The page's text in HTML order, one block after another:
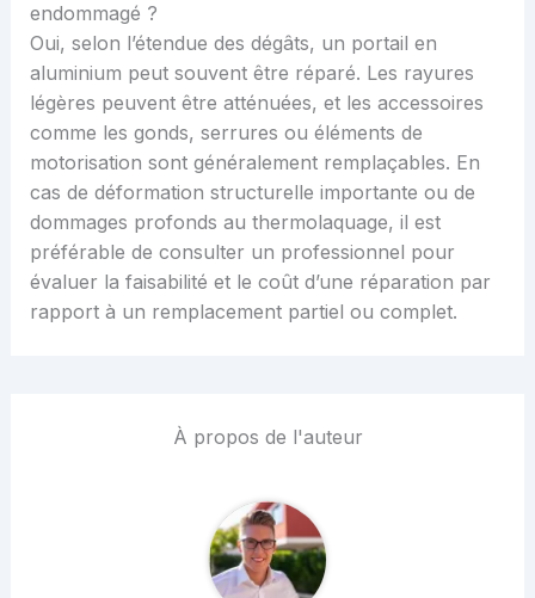
endommagé ?
Oui, selon l’étendue des dégâts, un portail en
aluminium peut souvent être réparé. Les rayures
légères peuvent être atténuées, et les accessoires
comme les gonds, serrures ou éléments de
motorisation sont généralement remplaçables. En
cas de déformation structurelle importante ou de
dommages profonds au thermolaquage, il est
préférable de consulter un professionnel pour
évaluer la faisabilité et le coût d’une réparation par
rapport à un remplacement partiel ou complet.
À propos de l'auteur